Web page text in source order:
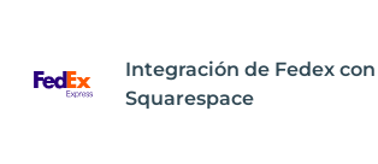
Integración de Fedex con
Squarespace